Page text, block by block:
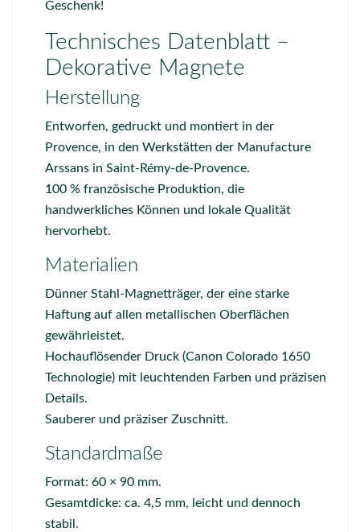
Geschenk!
Technisches Datenblatt –
Dekorative Magnete
Herstellung
Entworfen, gedruckt und montiert in der
Provence, in den Werkstätten der Manufacture
Arssans in Saint-Rémy-de-Provence.
100 % französische Produktion, die
handwerkliches Können und lokale Qualität
hervorhebt.
Materialien
Dünner Stahl-Magnetträger, der eine starke
Haftung auf allen metallischen Oberflächen
gewährleistet.
Hochauflösender Druck (Canon Colorado 1650
Technologie) mit leuchtenden Farben und präzisen
Details.
Sauberer und präziser Zuschnitt.
Standardmaße
Format: 60 × 90 mm.
Gesamtdicke: ca. 4,5 mm, leicht und dennoch
stabil.